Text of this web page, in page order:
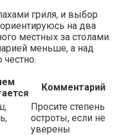
гриля, и выбор
на два
местных за столами.
меньше, а над
Комментарий
Просите степень
остроты, если не
уверены